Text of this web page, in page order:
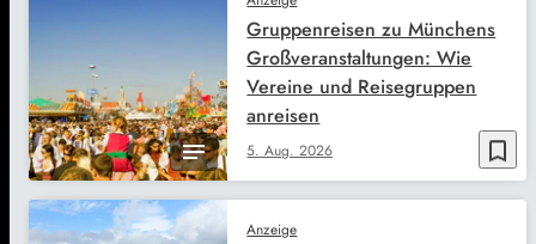
bookmark_border
5. Aug. 2026
Gruppenreisen zu Münchens
Großveranstaltungen: Wie
Vereine und Reisegruppen
anreisen
Anzeige